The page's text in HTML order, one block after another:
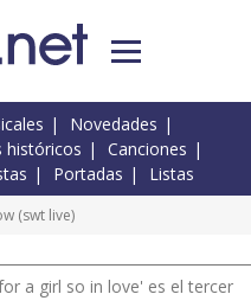
Novedades
históricos
Canciones
Portadas Listas
(swt live)
a girl so in love' es el tercer